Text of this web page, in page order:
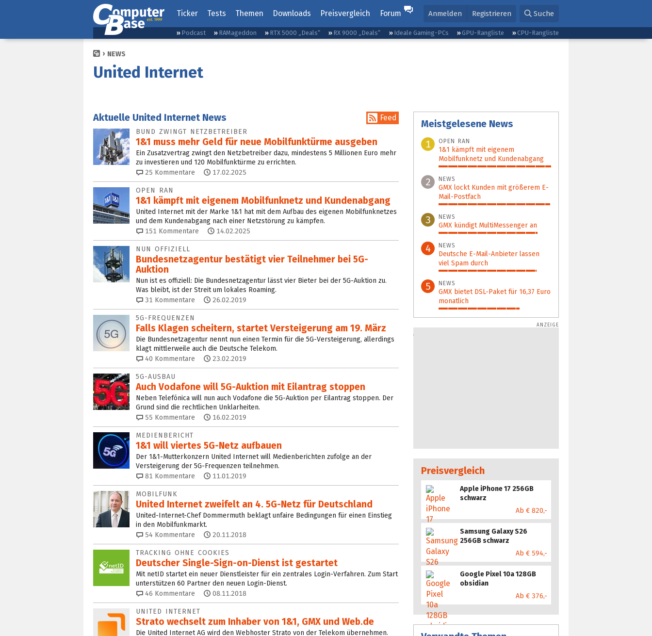
Ticker Tests Themen Downloads Preisvergleich Forum Anmelden Registrieren Suche
Podcast RAMageddon RTX 5000 „Deals“ RX 9000 „Deals“ Ideale Gaming-PCs GPU-Rangliste CPU-Rangliste
NEWS
United Internet
Aktuelle United Internet News Feed
BUND ZWINGT NETZBETREIBER
1&1 muss mehr Geld für neue Mobilfunktürme ausgeben
Ein Zusatzvertrag zwingt den Netzbetreiber dazu, mindestens 5 Millionen Euro mehr
zu investieren und 120 Mobilfunktürme zu errichten.
25 Kommentare 17.02.2025
OPEN RAN
1&1 kämpft mit eigenem Mobilfunknetz und Kundenabgang
United Internet mit der Marke 1&1 hat mit dem Aufbau des eigenen Mobilfunknetzes
und dem Kundenabgang nach einer Netzstörung zu kämpfen.
151 Kommentare 14.02.2025
NUN OFFIZIELL
Bundesnetzagentur bestätigt vier Teilnehmer bei 5G-
Auktion
Nun ist es offiziell: Die Bundesnetzagentur lässt vier Bieter bei der 5G-Auktion zu.
Was bleibt, ist der Streit um lokales Roaming.
31 Kommentare 26.02.2019
5G-FREQUENZEN
Falls Klagen scheitern, startet Versteigerung am 19. März
Die Bundesnetzagentur nennt nun einen Termin für die 5G-Versteigerung, allerdings
klagt mittlerweile auch die Deutsche Telekom.
40 Kommentare 23.02.2019
5G-AUSBAU
Auch Vodafone will 5G-Auktion mit Eilantrag stoppen
Neben Telefónica will nun auch Vodafone die 5G-Auktion per Eilantrag stoppen. Der
Grund sind die rechtlichen Unklarheiten.
55 Kommentare 16.02.2019
MEDIENBERICHT
1&1 will viertes 5G-Netz aufbauen
Der 1&1-Mutterkonzern United Internet will Medienberichten zufolge an der
Versteigerung der 5G-Frequenzen teilnehmen.
81 Kommentare 11.01.2019
MOBILFUNK
United Internet zweifelt an 4. 5G-Netz für Deutschland
United-Internet-Chef Dommermuth beklagt unfaire Bedingungen für einen Einstieg
in den Mobilfunkmarkt.
54 Kommentare 20.11.2018
TRACKING OHNE COOKIES
Deutscher Single-Sign-on-Dienst ist gestartet
Mit netID startet ein neuer Dienstleister für ein zentrales Login-Verfahren. Zum Start
unterstützen 60 Partner den neuen Login-Dienst.
46 Kommentare 08.11.2018
UNITED INTERNET
Strato wechselt zum Inhaber von 1&1, GMX und Web.de
Die United Internet AG wird den Webhoster Strato von der Telekom übernehmen.
Meistgelesene News
1
OPEN RAN
1&1 kämpft mit eigenem
Mobilfunknetz und Kundenabgang
100%
2 NEWS
GMX lockt Kunden mit größerem E-
Mail-Postfach
99%
3 NEWS
GMX kündigt MultiMessenger an
88%
4 NEWS
Deutsche E-Mail-Anbieter lassen
viel Spam durch
87%
5 NEWS
GMX bietet DSL-Paket für 16,37 Euro
monatlich
72%
Preisvergleich
Apple iPhone 17 256GB
schwarz
Ab € 820,-
Samsung Galaxy S26
256GB schwarz
Ab € 594,-
Google Pixel 10a 128GB
obsidian
Ab € 376,-